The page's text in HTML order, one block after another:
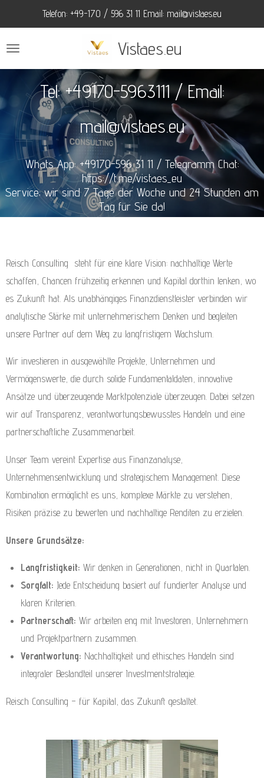
Hauptinhalt
springen
Vistaes.eu
Telefon: +49-170 / 596 31 11 Email: mail@vistaes.eu
Tel: +49170-5963111 / Email:
mail@vistaes.eu
Whats App: +49170-596 31 11 / Telegramm Chat:
https://t.me/vistaes_eu
Service; wir sind 7 Tage der Woche und 24 Stunden am
Tag für Sie da!
Reisch Consulting steht für eine klare Vision: nachhaltige Werte
schaffen, Chancen frühzeitig erkennen und Kapital dorthin lenken, wo
es Zukunft hat. Als unabhängiges Finanzdienstleister verbinden wir
analytische Stärke mit unternehmerischem Denken und begleiten
unsere Partner auf dem Weg zu langfristigem Wachstum.
Wir investieren in ausgewählte Projekte, Unternehmen und
Vermögenswerte, die durch solide Fundamentaldaten, innovative
Ansätze und überzeugende Marktpotenziale überzeugen. Dabei setzen
wir auf Transparenz, verantwortungsbewusstes Handeln und eine
partnerschaftliche Zusammenarbeit.
Unser Team vereint Expertise aus Finanzanalyse,
Unternehmensentwicklung und strategischem Management. Diese
Kombination ermöglicht es uns, komplexe Märkte zu verstehen,
Risiken präzise zu bewerten und nachhaltige Renditen zu erzielen.
Unsere Grundsätze:
Langfristigkeit: Wir denken in Generationen, nicht in Quartalen.
Sorgfalt: Jede Entscheidung basiert auf fundierter Analyse und
klaren Kriterien.
Partnerschaft: Wir arbeiten eng mit Investoren, Unternehmern
und Projektpartnern zusammen.
Verantwortung: Nachhaltigkeit und ethisches Handeln sind
integraler Bestandteil unserer Investmentstrategie.
Reisch Consulting – für Kapital, das Zukunft gestaltet.